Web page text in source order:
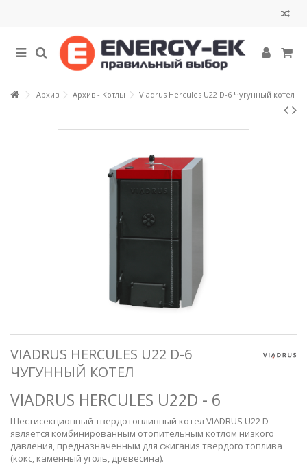
Архив Архив - Котлы Viadrus Hercules U22 D-6 Чугунный котел
VIADRUS HERCULES U22 D-6
ЧУГУННЫЙ КОТЕЛ
VIADRUS HERCULES U22D - 6
Шестисекционный твердотопливный котел VIADRUS U22 D
является комбинированным отопительным котлом низкого
давления, предназначенным для сжигания твердого топлива
(кокс, каменный уголь, древесина).